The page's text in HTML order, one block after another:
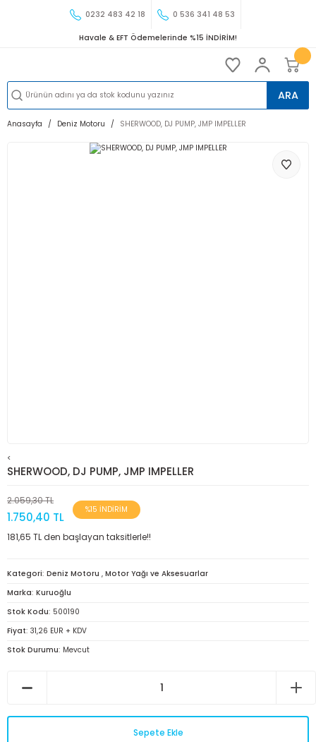
0232 483 42 18 0 536 341 48 53
Havale & EFT Ödemelerinde %15 İNDİRİM!
ARA
Anasayfa Deniz Motoru SHERWOOD, DJ PUMP, JMP IMPELLER
<
SHERWOOD, DJ PUMP, JMP IMPELLER
2.059,30 TL
1.750,40 TL
%15 İNDİRİM
181,65 TL den başlayan taksitlerle!!
Kategori Deniz Motoru , Motor Yağı ve Aksesuarlar
Marka Kuruoğlu
Stok Kodu 500190
Fiyat 31,26 EUR + KDV
Stok Durumu Mevcut
Sepete Ekle